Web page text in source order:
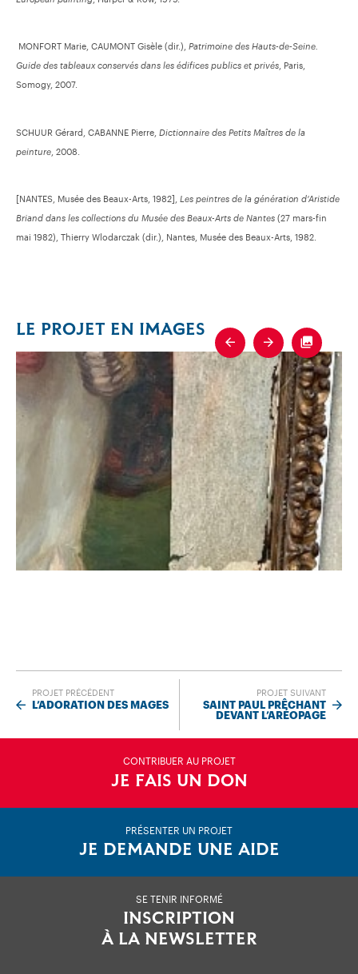
MONFORT Marie, CAUMONT Gisèle (dir.), Patrimoine des Hauts-de-Seine.
Guide des tableaux conservés dans les édifices publics et privés , Paris,
Somogy, 2007.
SCHUUR Gérard, CABANNE Pierre, Dictionnaire des Petits Maîtres de la
peinture , 2008.
[NANTES, Musée des Beaux-Arts, 1982], Les peintres de la génération d’Aristide
Briand dans les collections du Musée des Beaux-Arts de Nantes (27 mars-fin
mai 1982), Thierry Wlodarczak (dir.), Nantes, Musée des Beaux-Arts, 1982.
LE PROJET EN IMAGES
Previous
Next
PROJET PRÉCÉDENT
L’ADORATION DES MAGES
PROJET SUIVANT
SAINT PAUL PRÊCHANT
DEVANT L’ARÉOPAGE
CONTRIBUER AU PROJET
JE FAIS UN DON
PRÉSENTER UN PROJET
JE DEMANDE UNE AIDE
SE TENIR INFORMÉ
INSCRIPTION
À LA NEWSLETTER